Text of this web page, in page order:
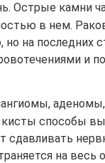
Острые камни
в нем.
но на последних
и
способы
сдавливать
на весь